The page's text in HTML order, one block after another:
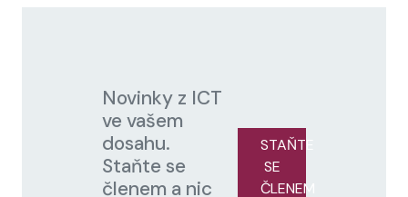
Novinky z ICT
ve vašem
dosahu.
Staňte se
členem a nic
STAŇTE
SE
ČLENEM